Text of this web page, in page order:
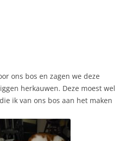
ons bos en zagen we deze
herkauwen. Deze moest wel
ik van ons bos aan het maken